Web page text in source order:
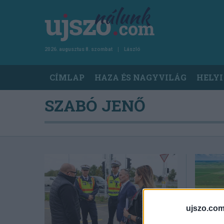
2026. augusztus 8. szombat László
navigation
CÍMLAP HAZA ÉS NAGYVILÁG
SZABÓ JENŐ